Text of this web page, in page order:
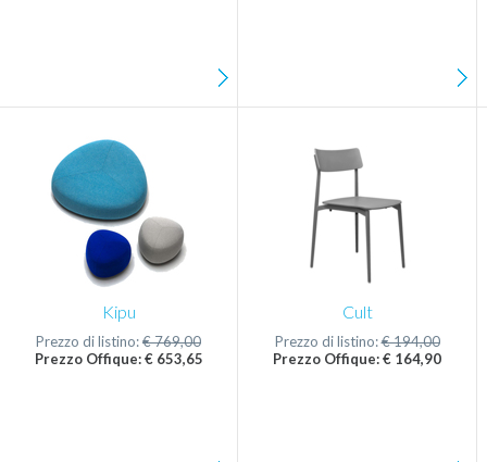
Kipu
Prezzo di listino:€ 769,00
Prezzo Offique: € 653,65
Cult
Prezzo di listino:€ 194,00
Prezzo Offique: € 164,90